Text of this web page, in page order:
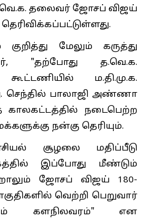
தலைவர் ஜோசப் விஜய்
மேலும் கருத்து
"தற்போது த.வெ.க.
ம.தி.மு.க.
செந்தில் பாலாஜி அண்ணா
காலகட்டத்தில் நடைபெற்ற
நன்கு தெரியும்.
சூழலை மதிப்பீடு
இப்போது மீண்டும்
ஜோசப் விஜய் 180-
வெற்றி பெறுவார்
களநிலவரம்" என